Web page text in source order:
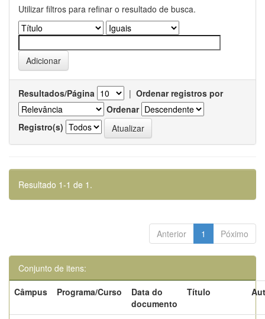
Utilizar filtros para refinar o resultado de busca.
Resultados/Página | Ordenar registros por
Ordenar
Registro(s)
Resultado 1-1 de 1.
Anterior 1 Póximo
Conjunto de itens:
Câmpus
Programa/Curso
Data do
documento
Título